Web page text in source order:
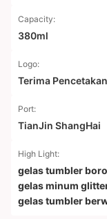
Capacity:
380ml
Logo:
Terima
Port:
TianJin ShangHai
High Light:
gelas tumbler
gelas minum
gelas tumbler